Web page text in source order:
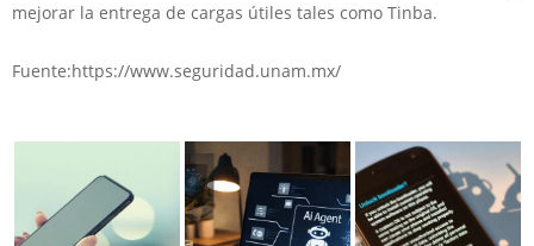
mejorar la entrega de cargas útiles tales como Tinba.
Fuente:https://www.seguridad.unam.mx/